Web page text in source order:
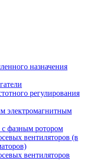
назначения
регулирования
электромагнитным
с фазным ротором
вентиляторов (в
вентиляторов